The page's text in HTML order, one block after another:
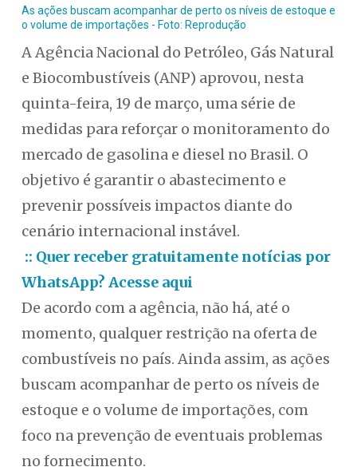
As ações buscam acompanhar de perto os níveis de estoque e
o volume de importações - Foto: Reprodução
A Agência Nacional do Petróleo, Gás Natural
e Biocombustíveis (ANP) aprovou, nesta
quinta-feira, 19 de março, uma série de
medidas para reforçar o monitoramento do
mercado de gasolina e diesel no Brasil. O
objetivo é garantir o abastecimento e
prevenir possíveis impactos diante do
cenário internacional instável.
:: Quer receber gratuitamente notícias por
WhatsApp? Acesse aqui
De acordo com a agência, não há, até o
momento, qualquer restrição na oferta de
combustíveis no país. Ainda assim, as ações
buscam acompanhar de perto os níveis de
estoque e o volume de importações, com
foco na prevenção de eventuais problemas
no fornecimento.